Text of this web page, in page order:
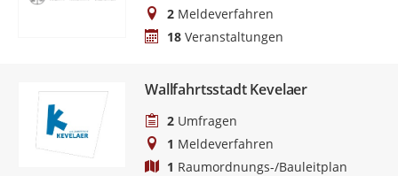
2 Meldeverfahren
18 Veranstaltungen
Wallfahrtsstadt Kevelaer
2 Umfragen
1 Meldeverfahren
1 Raumordnungs-/Bauleitplan